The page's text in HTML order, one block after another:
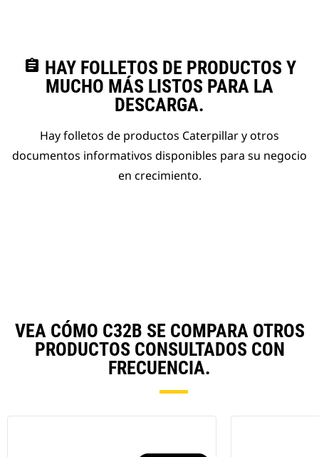
assignment HAY FOLLETOS DE PRODUCTOS Y
MUCHO MÁS LISTOS PARA LA
DESCARGA.
Hay folletos de productos Caterpillar y otros
documentos informativos disponibles para su negocio
en crecimiento.
VEA CÓMO C32B SE COMPARA OTROS
PRODUCTOS CONSULTADOS CON
FRECUENCIA.